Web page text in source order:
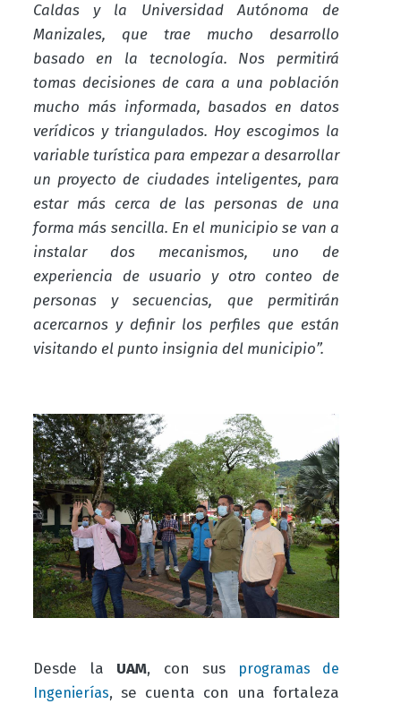
Caldas y la Universidad Autónoma de
Manizales, que trae mucho desarrollo
basado en la tecnología. Nos permitirá
tomas decisiones de cara a una población
mucho más informada, basados en datos
verídicos y triangulados. Hoy escogimos la
variable turística para empezar a desarrollar
un proyecto de ciudades inteligentes, para
estar más cerca de las personas de una
forma más sencilla. En el municipio se van a
instalar dos mecanismos, uno de
experiencia de usuario y otro conteo de
personas y secuencias, que permitirán
acercarnos y definir los perfiles que están
visitando el punto insignia del municipio”.
Desde la UAM, con sus
programas de
Ingenierías, se cuenta con una fortaleza